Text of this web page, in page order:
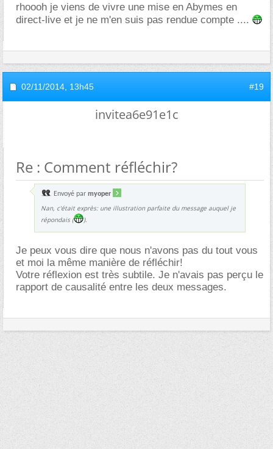
rhoooh je viens de vivre une mise en Abymes en
direct-live et je ne m'en suis pas rendue compte ....
02/11/2014, 13h45 #19
invitea6e91e1c
Re : Comment réfléchir?
Envoyé par myoper
Nan, c'était exprès: une illustration parfaite du message auquel je
répondais (
).
Je peux vous dire que nous n'avons pas du tout vous
et moi la même manière de réfléchir!
Votre réflexion est très subtile. Je n'avais pas perçu le
rapport de causalité entre les deux messages.